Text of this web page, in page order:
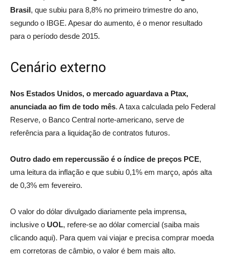
Brasil, que subiu para 8,8% no primeiro trimestre do ano,
segundo o IBGE. Apesar do aumento, é o menor resultado
para o período desde 2015.
Cenário externo
Nos Estados Unidos, o mercado aguardava a Ptax,
anunciada ao fim de todo mês. A taxa calculada pelo Federal
Reserve, o Banco Central norte-americano, serve de
referência para a liquidação de contratos futuros.
Outro dado em repercussão é o índice de preços PCE,
uma leitura da inflação e que subiu 0,1% em março, após alta
de 0,3% em fevereiro.
O valor do dólar divulgado diariamente pela imprensa,
inclusive o UOL, refere-se ao dólar comercial (saiba mais
clicando aqui). Para quem vai viajar e precisa comprar moeda
em corretoras de câmbio, o valor é bem mais alto.